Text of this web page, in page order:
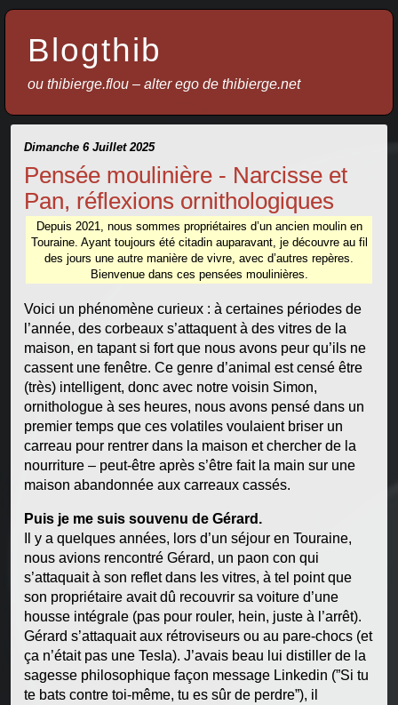
Blogthib
ou thibierge.flou – alter ego de thibierge.net
Dimanche 6 Juillet 2025
Pensée moulinière - Narcisse et
Pan, réflexions ornithologiques
Depuis 2021, nous sommes propriétaires d’un ancien moulin en
Touraine. Ayant toujours été citadin auparavant, je découvre au fil
des jours une autre manière de vivre, avec d’autres repères.
Bienvenue dans ces pensées moulinières.
Voici un phénomène curieux : à certaines périodes de
l’année, des corbeaux s’attaquent à des vitres de la
maison, en tapant si fort que nous avons peur qu’ils ne
cassent une fenêtre. Ce genre d’animal est censé être
(très) intelligent, donc avec notre voisin Simon,
ornithologue à ses heures, nous avons pensé dans un
premier temps que ces volatiles voulaient briser un
carreau pour rentrer dans la maison et chercher de la
nourriture – peut-être après s’être fait la main sur une
maison abandonnée aux carreaux cassés.
Puis je me suis souvenu de Gérard.
Il y a quelques années, lors d’un séjour en Touraine,
nous avions rencontré Gérard, un paon con qui
s’attaquait à son reflet dans les vitres, à tel point que
son propriétaire avait dû recouvrir sa voiture d’une
housse intégrale (pas pour rouler, hein, juste à l’arrêt).
Gérard s’attaquait aux rétroviseurs ou au pare-chocs (et
ça n’était pas une Tesla). J’avais beau lui distiller de la
sagesse philosophique façon message Linkedin (”Si tu
te bats contre toi-même, tu es sûr de perdre”), il